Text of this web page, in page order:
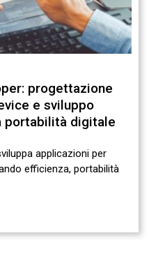
progettazione
e sviluppo
portabilità digitale
applicazioni per
efficienza, portabilità